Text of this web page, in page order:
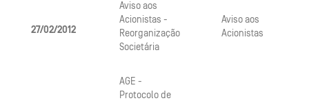
27/02/2012
Aviso aos
Acionistas -
Reorganização
Societária
Aviso aos
Acionistas
AGE -
Protocolo de